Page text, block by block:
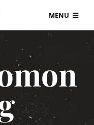
MENU
VOOR
GRAF EN